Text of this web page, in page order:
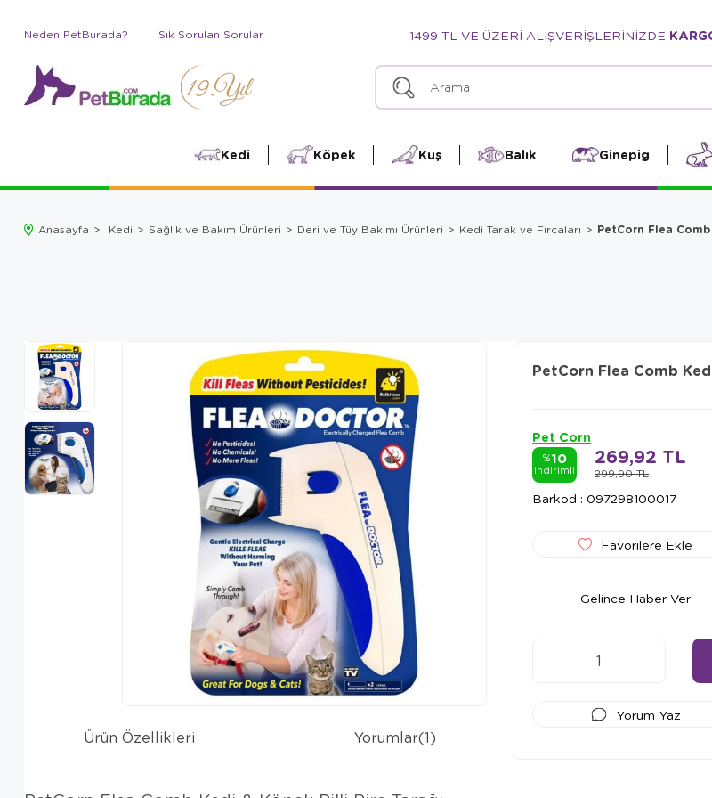
Neden PetBurada? Sık Sorulan Sorular 1499 TL VE ÜZERİ ALIŞVERİŞLERİNİZDE
Kedi Köpek Kuş Balık Ginepig
Anasayfa Kedi Sağlık ve Bakım Ürünleri Deri ve Tüy Bakımı Ürünleri Kedi Tarak ve Fırçaları PetCorn Flea
PetCorn Flea Comb
Pet Corn
%10
indirimli 299,90 TL
269,92 TL
Barkod : 097298100017
Favorilere Ekle
Gelince Haber Ver
Yorum Yaz
Ürün Özellikleri Yorumlar(1)